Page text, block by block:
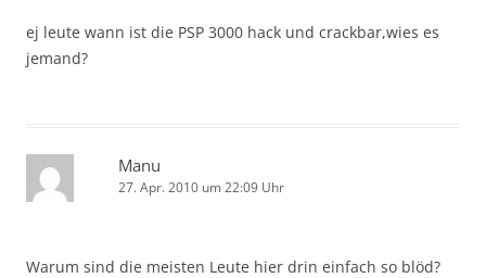
ej leute wann ist die PSP 3000 hack und crackbar,wies es
jemand?
Manu
27. Apr. 2010 um 22:09 Uhr
Warum sind die meisten Leute hier drin einfach so blöd?